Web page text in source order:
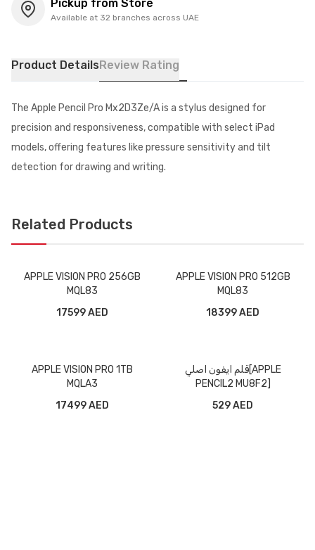
Pickup from Store
Available at 32 branches across UAE
Product DetailsReview Rating
The Apple Pencil Pro Mx2D3Ze/A is a stylus designed for
precision and responsiveness, compatible with select iPad
models, offering features like pressure sensitivity and tilt
detection for drawing and writing.
Related Products
APPLE VISION PRO 256GB
MQL83
17599 AED
APPLE VISION PRO 512GB
MQL83
18399 AED
APPLE VISION PRO 1TB
MQLA3
17499 AED
قلم ايفون اصلي[APPLE
PENCIL2 MU8F2]
529 AED